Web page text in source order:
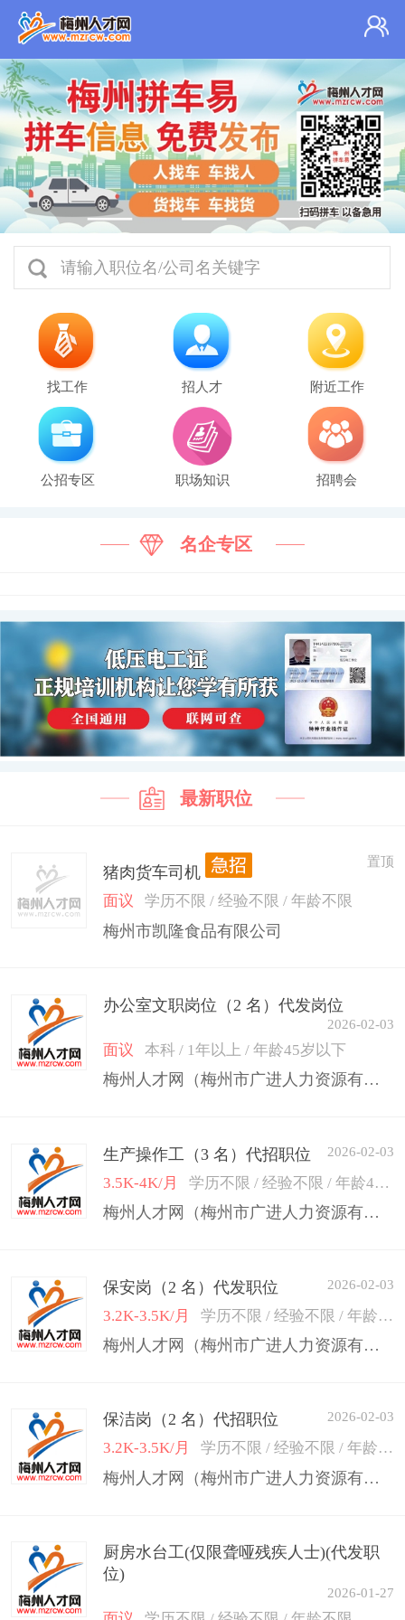
请输入职位名/公司名关键字
找工作 招人才 附近工作
公招专区 职场知识 招聘会
名企专区
最新职位
猪肉货车司机
置顶
面议 学历不限 / 经验不限 / 年龄不限
梅州市凯隆食品有限公司
办公室文职岗位（2 名）代发岗位
2026-02-03
面议 本科 / 1年以上 / 年龄45岁以下
梅州人才网（梅州市广进人力资源有限公司）
生产操作工（3 名）代招职位 2026-02-03
3.5K-4K/月 学历不限 / 经验不限 / 年龄45岁以下
梅州人才网（梅州市广进人力资源有限公司）
保安岗（2 名）代发职位 2026-02-03
3.2K-3.5K/月 学历不限 / 经验不限 / 年龄50岁以下
梅州人才网（梅州市广进人力资源有限公司）
保洁岗（2 名）代招职位 2026-02-03
3.2K-3.5K/月 学历不限 / 经验不限 / 年龄50岁以下
梅州人才网（梅州市广进人力资源有限公司）
厨房水台工(仅限聋哑残疾人士)(代发职
位)
2026-01-27